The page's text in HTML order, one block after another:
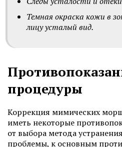
Темная окраска кожи в
лицу усталый вид.
процедуры
Коррекция мимических
иметь некоторые
от выбора метода
проблемы, к основным